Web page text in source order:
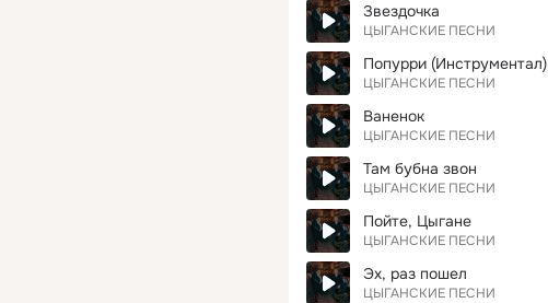
Звездочка
ЦЫГАНСКИЕ ПЕСНИ
Попурри (Инструментал)
ЦЫГАНСКИЕ ПЕСНИ
Ваненок
ЦЫГАНСКИЕ ПЕСНИ
Там бубна звон
ЦЫГАНСКИЕ ПЕСНИ
Пойте, Цыгане
ЦЫГАНСКИЕ ПЕСНИ
Эх, раз пошел
ЦЫГАНСКИЕ ПЕСНИ